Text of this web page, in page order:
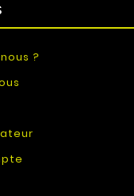
?